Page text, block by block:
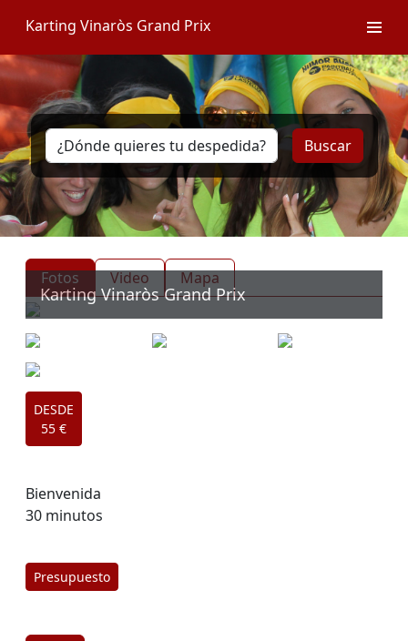
Karting Vinaròs Grand Prix
Buscar
Fotos Video Mapa
Karting Vinaròs Grand Prix
DESDE
55 €
Bienvenida
30 minutos
Presupuesto